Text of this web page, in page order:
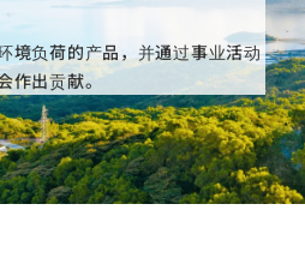
境负荷的产品，并通过事业活动
作出贡献。